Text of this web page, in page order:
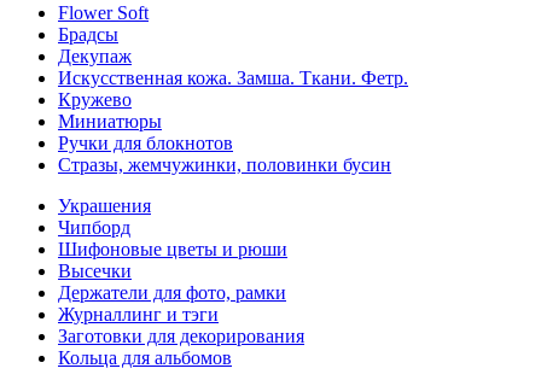
Flower Soft
Брадсы
Декупаж
Искусственная кожа. Замша. Ткани. Фетр.
Кружево
Миниатюры
Ручки для блокнотов
Стразы, жемчужинки, половинки бусин
Украшения
Чипборд
Шифоновые цветы и рюши
Высечки
Держатели для фото, рамки
Журналлинг и тэги
Заготовки для декорирования
Кольца для альбомов